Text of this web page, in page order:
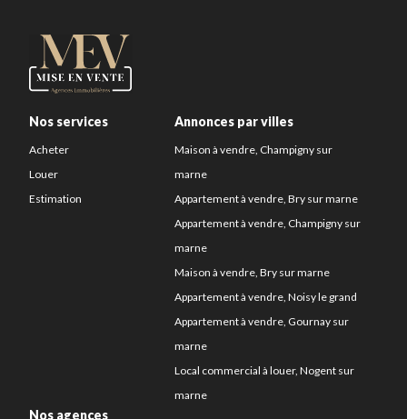
Nos services
Acheter
Louer
Estimation
Annonces par villes
Maison à vendre, Champigny sur
marne
Appartement à vendre, Bry sur marne
Appartement à vendre, Champigny sur
marne
Maison à vendre, Bry sur marne
Appartement à vendre, Noisy le grand
Appartement à vendre, Gournay sur
marne
Local commercial à louer, Nogent sur
marne
Nos agences